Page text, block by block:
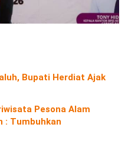
Bupati Herdiat Ajak
Pesona Alam
: Tumbuhkan